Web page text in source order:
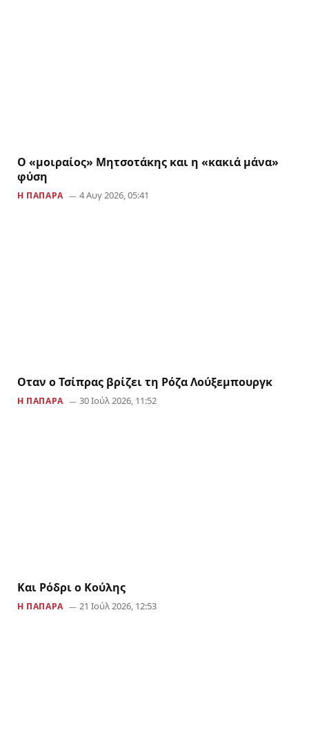
Ο «μοιραίος» Μητσοτάκης και η «κακιά μάνα»
φύση
Η ΠΑΠΆΡΑ 4 Αυγ 2026, 05:41
Οταν ο Τσίπρας βρίζει τη Ρόζα Λούξεμπουργκ
Η ΠΑΠΆΡΑ 30 Ιούλ 2026, 11:52
Και Ρόδρι ο Κούλης
Η ΠΑΠΆΡΑ 21 Ιούλ 2026, 12:53